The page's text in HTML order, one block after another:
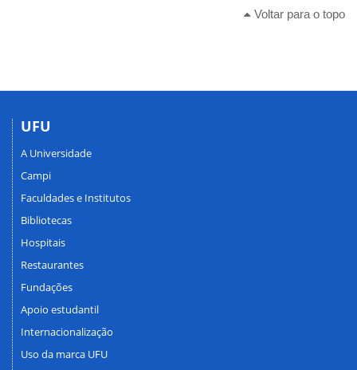
Voltar para o topo
UFU
A Universidade
Campi
Faculdades e Institutos
Bibliotecas
Hospitais
Restaurantes
Fundações
Apoio estudantil
Internacionalização
Uso da marca UFU